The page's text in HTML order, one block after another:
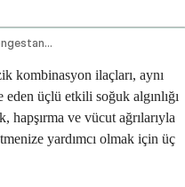
Antihistamine Decongestant And Analgesic Combination Oral Route
kombinasyon ilaçları, aynı
üçlü etkili soğuk algınlığı
hapşırma ve vücut ağrılarıyla
yardımcı olmak için üç